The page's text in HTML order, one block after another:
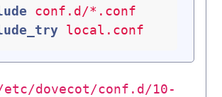
conf.d/*.conf
local.conf
etc/dovecot/conf.d/10-